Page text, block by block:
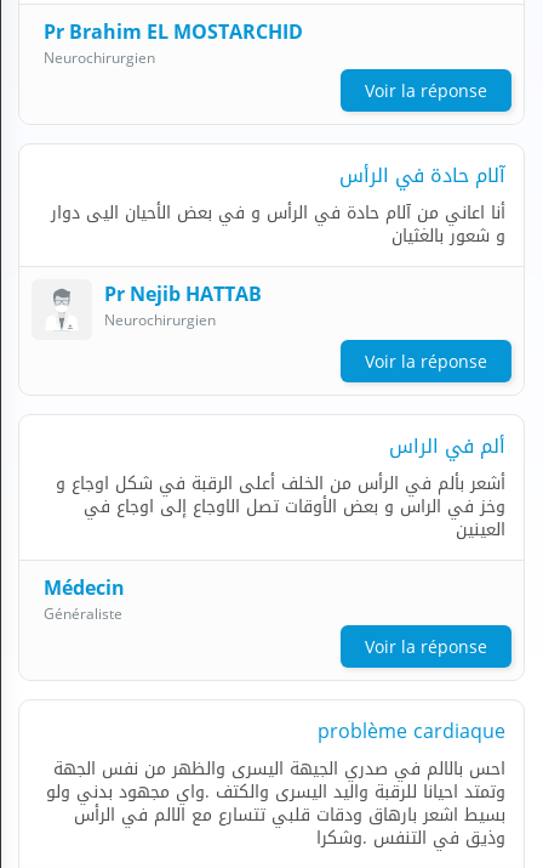
Pr Brahim EL MOSTARCHID
Neurochirurgien
Voir la réponse
آلام حادة في الرأس
أنا اعاني من آلام حادة في الرأس و في بعض الأحيان اليى دوار
و شعور بالغثيان
Pr Nejib HATTAB
Neurochirurgien
Voir la réponse
ألم في الراس
أشعر بألم في الرأس من الخلف أعلى الرقبة في شكل اوجاع و
وخز في الراس و بعض الأوقات تصل الاوجاع إلى اوجاع في
العينين
Médecin
Généraliste
Voir la réponse
problème cardiaque
احس بالالم في صدري الجيهة اليسرى والظهر من نفس الجهة
وتمتد احيانا للرقبة واليد اليسرى والكتف .واي مجهود بدني ولو
بسيط اشعر بارهاق ودقات قلبي تتسارع مع الالم في الرأس
وذيق في التنفس .وشكرا